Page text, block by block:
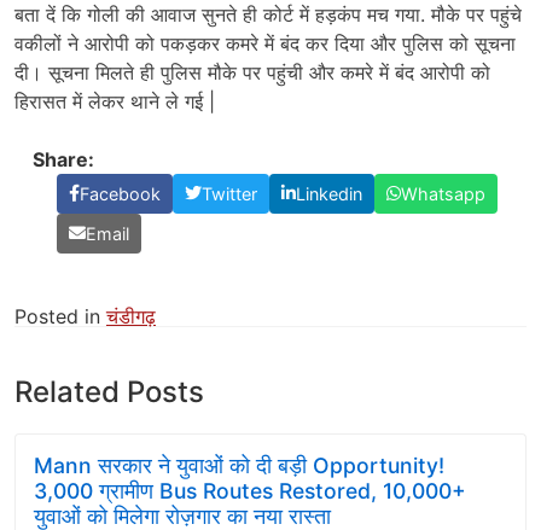
बता दें कि गोली की आवाज सुनते ही कोर्ट में हड़कंप मच गया. मौके पर पहुंचे
वकीलों ने आरोपी को पकड़कर कमरे में बंद कर दिया और पुलिस को सूचना
दी। सूचना मिलते ही पुलिस मौके पर पहुंची और कमरे में बंद आरोपी को
हिरासत में लेकर थाने ले गई |
Share:
Facebook Twitter Linkedin
Whatsapp
Email
Posted inचंडीगढ़
Related Posts
Mann सरकार ने युवाओं को दी बड़ी Opportunity!
3,000 ग्रामीण Bus Routes Restored, 10,000+
युवाओं को मिलेगा रोज़गार का नया रास्ता